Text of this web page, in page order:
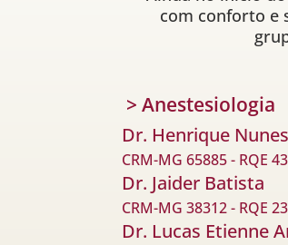
com conforto e
> Anestesiologia
Dr. Henrique
CRM-MG 65885 - RQE
Dr. Jaider Batista
CRM-MG 38312 - RQE
Dr. Lucas Etienne